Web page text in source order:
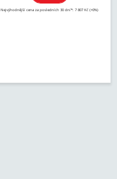
Nejvýhodnější cena za posledních 30 dní*: 7 807 Kč (+0%)